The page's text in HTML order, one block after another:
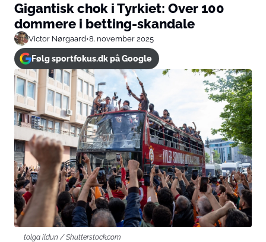
Gigantisk chok i Tyrkiet: Over 100
dommere i betting-skandale
Victor Nørgaard•8. november 2025
Følg sportfokus.dk på Google
tolga ildun / Shutterstock.com